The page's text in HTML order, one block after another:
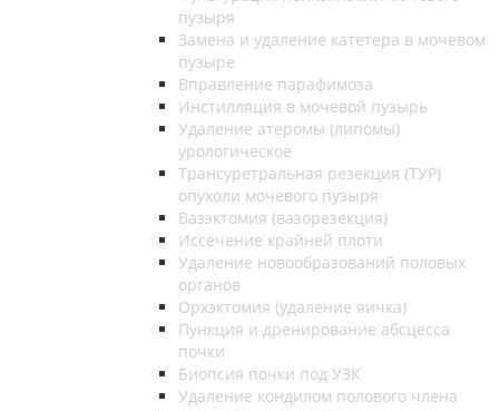
пузыря
Замена и удаление катетера в мочевом
пузыре
Вправление парафимоза
Инстилляция в мочевой пузырь
Удаление атеромы (липомы)
урологическое
Трансуретральная резекция (ТУР)
опухоли мочевого пузыря
Вазэктомия (вазорезекция)
Иссечение крайней плоти
Удаление новообразований половых
органов
Орхэктомия (удаление яичка)
Пункция и дренирование абсцесса
почки
Биопсия почки под УЗК
Удаление кондилом полового члена